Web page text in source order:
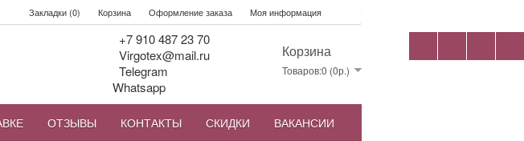
Закладки (0) Корзина Оформление заказа Моя информация
Корзина
Товаров:0 (0р.)
+7 910 487 23 70
Virgotex@mail.ru
Telegram
Whatsapp
ОТЗЫВЫ КОНТАКТЫ СКИДКИ ВАКАНСИИ